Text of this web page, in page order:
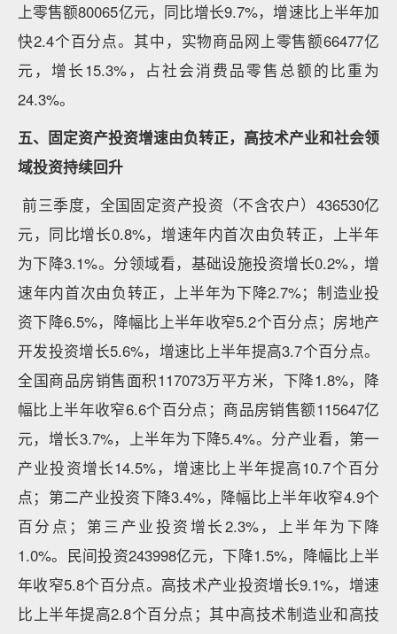
上零售额80065亿元，同比增长9.7%，增速比上半年加
快2.4个百分点。其中，实物商品网上零售额66477亿
元，增长15.3%，占社会消费品零售总额的比重为
24.3%。
五、固定资产投资增速由负转正，高技术产业和社会领
域投资持续回升
前三季度，全国固定资产投资（不含农户）436530亿
元，同比增长0.8%，增速年内首次由负转正，上半年
为下降3.1%。分领域看，基础设施投资增长0.2%，增
速年内首次由负转正，上半年为下降2.7%；制造业投
资下降6.5%，降幅比上半年收窄5.2个百分点；房地产
开发投资增长5.6%，增速比上半年提高3.7个百分点。
全国商品房销售面积117073万平方米，下降1.8%，降
幅比上半年收窄6.6个百分点；商品房销售额115647亿
元，增长3.7%，上半年为下降5.4%。分产业看，第一
产业投资增长14.5%，增速比上半年提高10.7个百分
点；第二产业投资下降3.4%，降幅比上半年收窄4.9个
百分点；第三产业投资增长2.3%，上半年为下降
1.0%。民间投资243998亿元，下降1.5%，降幅比上半
年收窄5.8个百分点。高技术产业投资增长9.1%，增速
比上半年提高2.8个百分点；其中高技术制造业和高技